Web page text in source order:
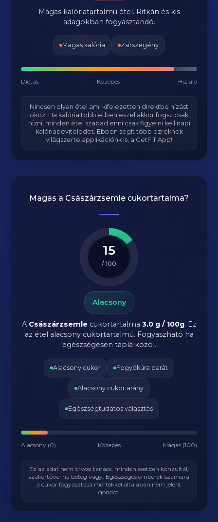
Magas kalóriatartalmú étel. Ritkán és kis
adagokban fogyasztandó.
Magas kalória Zsírszegény
Diétás Közepes Hizlaló
Nincsen olyan étel ami kifejezetten direktbe hízást
okoz. Ha kalória többletben eszel akkor fogsz csak
hízni, minden étel szabad enni csak figyelni kell napi
kalóriabeviteledet. Ebben segít több ezreknek
világszerte applikációnk is, a GetFIT App!
Magas a Császárzsemle cukortartalma?
15
/ 100
Alacsony
A Császárzsemlecukortartalma 3.0 g / 100g. Ez
az étel alacsony cukortartalmú. Fogyaszható ha
egészségesen táplálkozol.
Alacsony cukor Fogyókúra barát
Alacsony cukor arány
Egészségtudatos választás
Alacsony (0) Közepes Magas (100)
Ez az adat nem orvosi tanács, minden esetben konzultálj
szakértővel ha beteg vagy. Egészséges emberek számára
a cukor fogyasztása mértékkel általában nem jelent
gondot.